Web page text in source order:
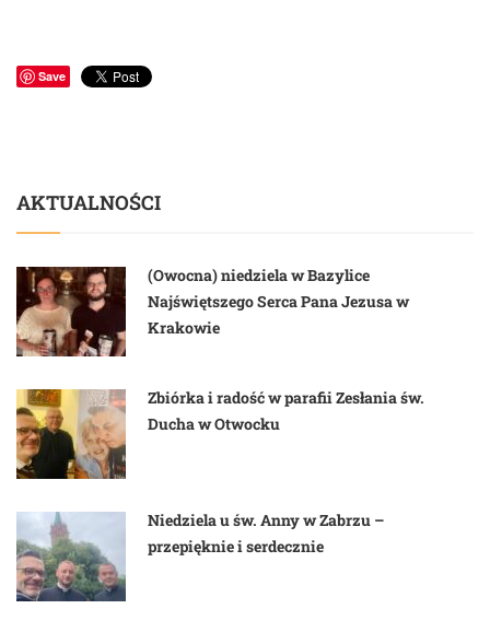
Save
AKTUALNOŚCI
(Owocna) niedziela w Bazylice
Najświętszego Serca Pana Jezusa w
Krakowie
Zbiórka i radość w parafii Zesłania św.
Ducha w Otwocku
Niedziela u św. Anny w Zabrzu –
przepięknie i serdecznie